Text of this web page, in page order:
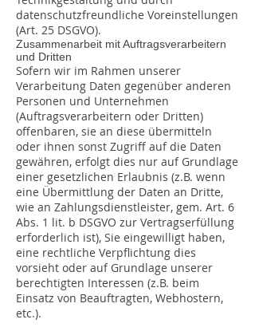
datenschutzfreundliche Voreinstellungen
(Art. 25 DSGVO).
Zusammenarbeit mit Auftragsverarbeitern
und Dritten
Sofern wir im Rahmen unserer
Verarbeitung Daten gegenüber anderen
Personen und Unternehmen
(Auftragsverarbeitern oder Dritten)
offenbaren, sie an diese übermitteln
oder ihnen sonst Zugriff auf die Daten
gewähren, erfolgt dies nur auf Grundlage
einer gesetzlichen Erlaubnis (z.B. wenn
eine Übermittlung der Daten an Dritte,
wie an Zahlungsdienstleister, gem. Art. 6
Abs. 1 lit. b DSGVO zur Vertragserfüllung
erforderlich ist), Sie eingewilligt haben,
eine rechtliche Verpflichtung dies
vorsieht oder auf Grundlage unserer
berechtigten Interessen (z.B. beim
Einsatz von Beauftragten, Webhostern,
etc.).